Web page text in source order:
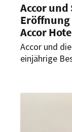
Accor
Accor
Accor und
einjährige
der